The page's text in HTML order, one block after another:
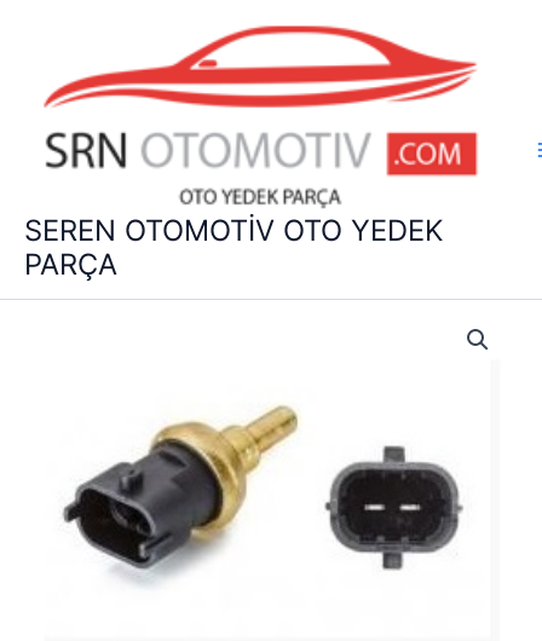
SEREN OTOMOTİV OTO YEDEK
PARÇA